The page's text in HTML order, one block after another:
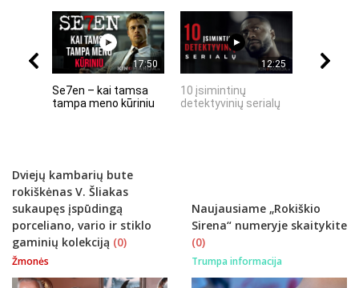
17:50
Se7en – kai tamsa
tampa meno kūriniu
12:25
10 įsimintinų
detektyvinių serialų
Dviejų kambarių bute
rokiškėnas V. Šliakas
sukaupęs įspūdingą
porceliano, vario ir stiklo
gaminių kolekciją (0)
Žmonės
Naujausiame „Rokiškio
Sirena“ numeryje skaitykite
(0)
Trumpa informacija